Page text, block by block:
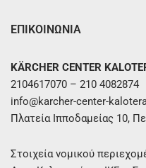
ΕΠΙΚΟΙΝΩΝΙΑ
KÄRCHER CENTER
2104617070 – 210 4082874
info@karcher-center-
Πλατεία Ιπποδαμείας 10,
Στοιχεία νομικού